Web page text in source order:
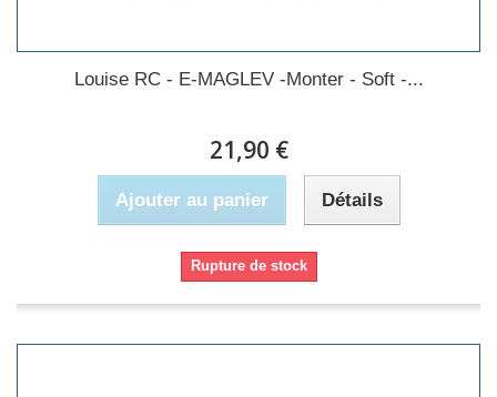
Louise RC - E-MAGLEV -Monter - Soft -...
21,90 €
Ajouter au panier Détails
Rupture de stock